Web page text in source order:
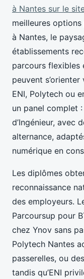
à Nantes sur le
meilleures
à Nantes, le
établissements
parcours flexibles
peuvent s’orienter
ENI, Polytech ou
un panel complet
d’Ingénieur, avec
alternance,
numérique en
Les diplômes
reconnaissance
des employeurs.
Parcoursup pour
chez Ynov sans
Polytech Nantes
passerelles, ou
tandis qu’ENI